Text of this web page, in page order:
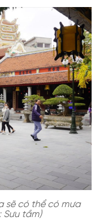
sẽ có thể có mưa
Sưu tầm)